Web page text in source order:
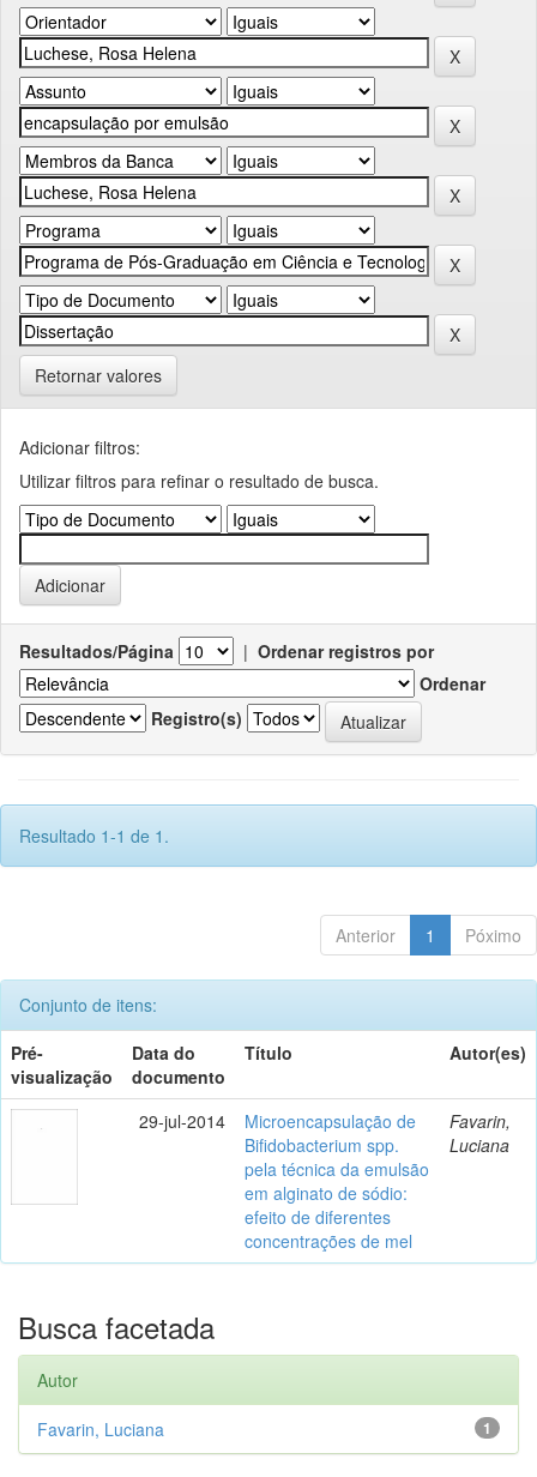
Retornar valores
Adicionar filtros:
Utilizar filtros para refinar o resultado de busca.
Resultados/Página | Ordenar registros por
Ordenar
Registro(s)
Resultado 1-1 de 1.
Anterior 1 Póximo
Conjunto de itens:
Pré-
visualização
Data do
documento
Título Autor(es)
29-jul-2014
Microencapsulação de
Bifidobacterium spp.
pela técnica da emulsão
em alginato de sódio:
efeito de diferentes
concentrações de mel
Favarin,
Luciana
Busca facetada
Autor
1
Favarin, Luciana